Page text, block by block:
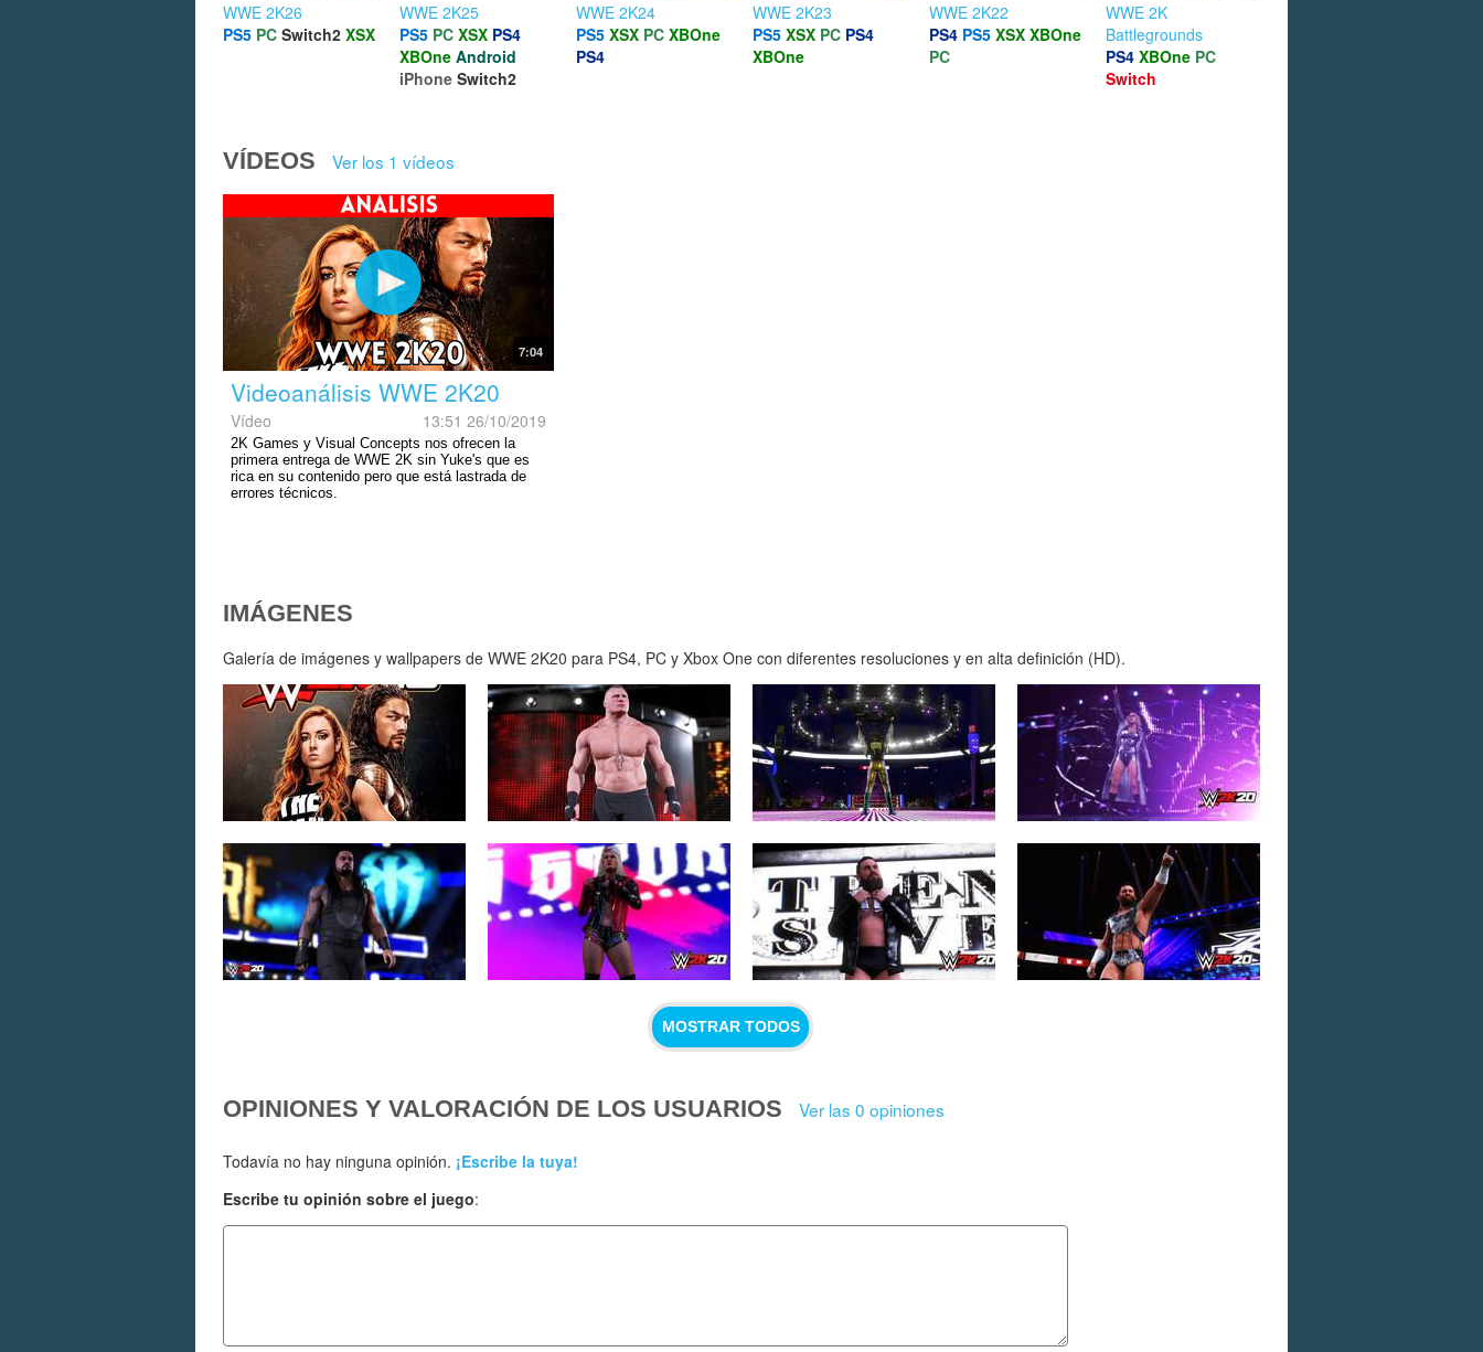
WWE 2K26
PS5 PC Switch2 XSX
WWE 2K25
PS5 PC XSX PS4
XBOne Android
iPhone Switch2
WWE 2K24
PS5 XSX PC XBOne
PS4
WWE 2K23
PS5 XSX PC PS4
XBOne
WWE 2K22
PS4 PS5 XSX XBOne
PC
WWE 2K
Battlegrounds
PS4 XBOne PC
Switch
VÍDEOS Ver los 1 vídeos
7:04
Videoanálisis WWE 2K20
Vídeo 13:51 26/10/2019
2K Games y Visual Concepts nos ofrecen la
primera entrega de WWE 2K sin Yuke's que es
rica en su contenido pero que está lastrada de
errores técnicos.
IMÁGENES
Galería de imágenes y wallpapers de WWE 2K20 para PS4, PC y Xbox One con diferentes resoluciones y en alta definición (HD).
MOSTRAR TODOS
OPINIONES Y VALORACIÓN DE LOS USUARIOS Ver las 0 opiniones
Todavía no hay ninguna opinión. ¡Escribe la tuya!
Escribe tu opinión sobre el juego: